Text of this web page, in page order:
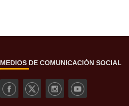
MEDIOS DE COMUNICACIÓN SOCIAL